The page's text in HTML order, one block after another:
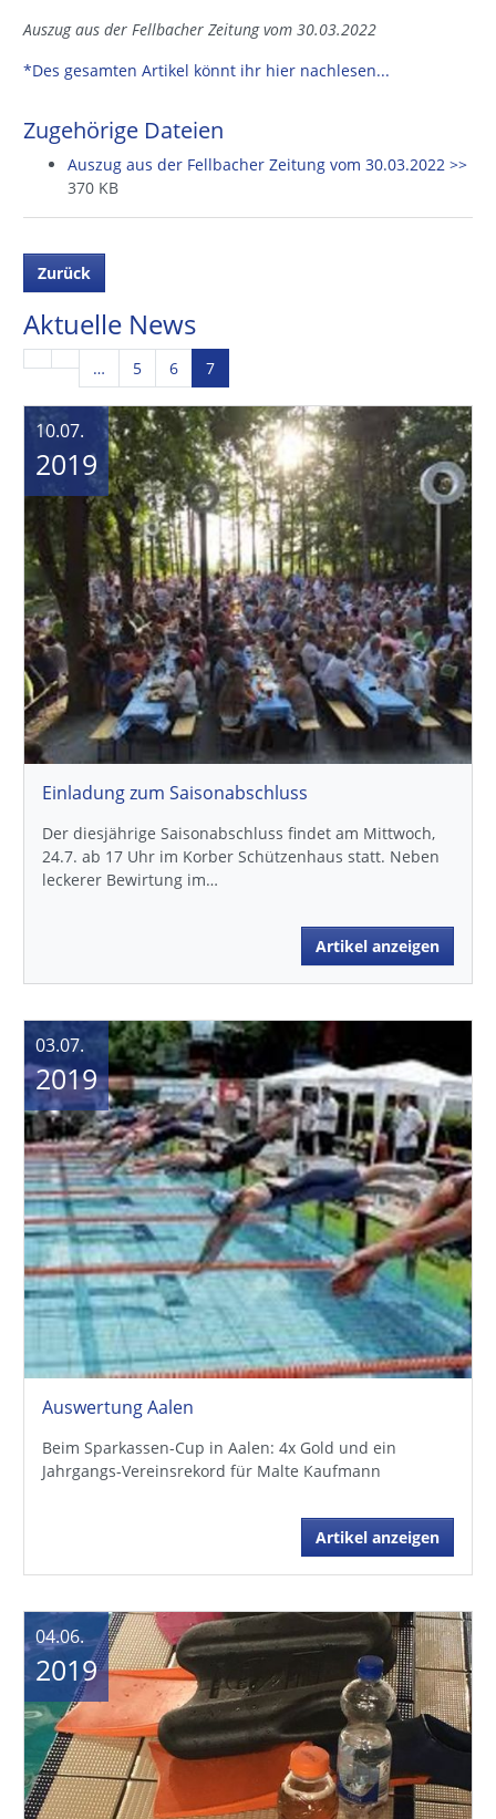
Auszug aus der Fellbacher Zeitung vom 30.03.2022
*Des gesamten Artikel könnt ihr hier nachlesen...
Zugehörige Dateien
Auszug aus der Fellbacher Zeitung vom 30.03.2022 >>
370 KB
Zurück
Aktuelle News
… 5 6 7
Einladung zum Saisonabschluss
Der diesjährige Saisonabschluss findet am Mittwoch,
24.7. ab 17 Uhr im Korber Schützenhaus statt. Neben
leckerer Bewirtung im…
Artikel anzeigen
10.07.
2019
Auswertung Aalen
Beim Sparkassen-Cup in Aalen: 4x Gold und ein
Jahrgangs-Vereinsrekord für Malte Kaufmann
Artikel anzeigen
03.07.
2019
04.06.
2019